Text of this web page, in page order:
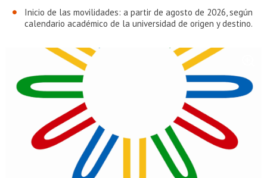
Inicio de las movilidades: a partir de agosto de 2026, según
calendario académico de la universidad de origen y destino.